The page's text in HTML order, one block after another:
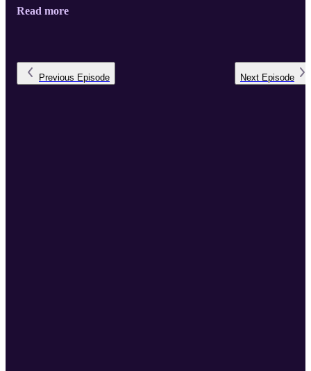
Read more
Previous Episode Next Episode